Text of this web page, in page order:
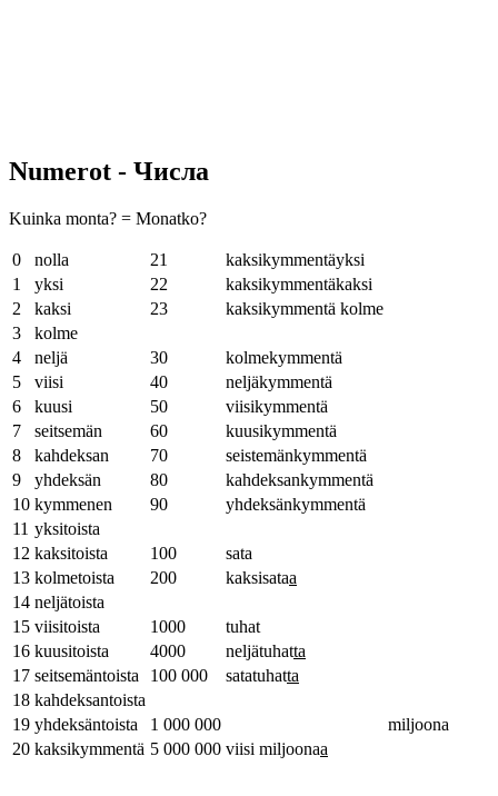
Numerot - Числа
Kuinka monta? = Monatko?
0 nolla 21
kaksikymmentäyksi
1
yksi 22
kaksikymmentäkaksi
2
kaksi 23
kaksikymmentä kolme
3
kolme
4
neljä 30
kolmekymmentä
5
viisi 40
neljäkymmentä
6
kuusi 50
viisikymmentä
7
seitsemän 60
kuusikymmentä
8
kahdeksan 70
seistemänkymmentä
9
yhdeksän 80
kahdeksankymmentä
10 kymmenen 90
yhdeksänkymmentä
11 yksitoista
12 kaksitoista 100
sata
13 kolmetoista 200 kaksisataa
14 neljätoista
15 viisitoista 1000
tuhat
16 kuusitoista 4000 neljätuhatta
17 seitsemäntoista 100 000 satatuhatta
18 kahdeksantoista
19 yhdeksäntoista 1 000 000
miljoona
20 kaksikymmentä 5 000 000 viisi miljoonaa